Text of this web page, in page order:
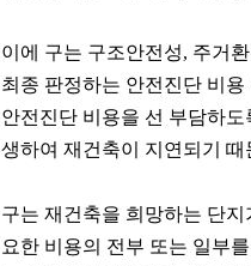
임
중
절
신
트
이
이에 구는 구조안전성, 주거
최종 판정하는 안전진단 비
안전진단 비용을 선 부담하
생하여 재건축이 지연되기 때
구는 재건축을 희망하는 단
요한 비용의 전부 또는 일부